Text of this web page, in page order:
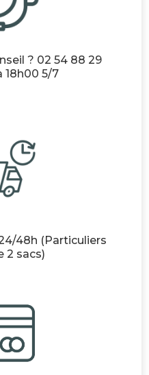
? 02 54 88 29
18h00 5/7
48h (Particuliers
2 sacs)